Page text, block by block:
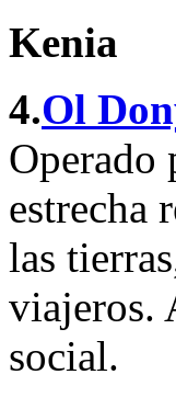
Kenia
4.Ol
Operado
estrecha
las
viajeros.
social.